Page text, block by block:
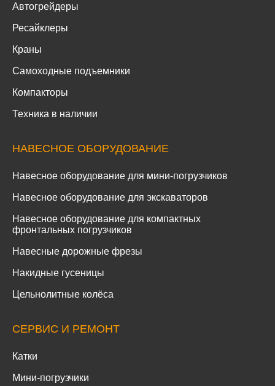
Автогрейдеры
Ресайклеры
Краны
Самоходные подъемники
Компакторы
Техника в наличии
НАВЕСНОЕ ОБОРУДОВАНИЕ
Навесное оборудование для мини-погрузчиков
Навесное оборудование для экскаваторов
Навесное оборудование для компактных
фронтальных погрузчиков
Навесные дорожные фрезы
Накидные гусеницы
Цельнолитные колёса
СЕРВИС И РЕМОНТ
Катки
Мини-погрузчики